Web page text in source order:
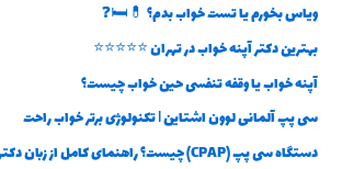
ویاس بخورم یا تست خواب بدم؟ 💊🛏️❓
بهترین دکتر آپنه خواب در تهران ⭐⭐⭐⭐⭐
آپنه خواب یا وقفه تنفسی حین خواب چیست؟
سی پپ آلمانی لوون اشتاین | تکنولوژی برتر خواب راحت
دستگاه سی پپ (CPAP) چیست؟ راهنمای کامل از زبان دکتر مصطفی امیری 🛌💨